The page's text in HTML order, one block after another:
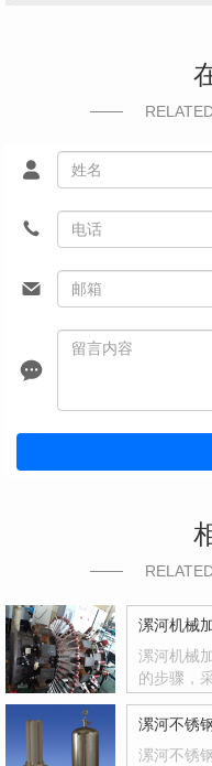
漯河机械
漯河机械
的步骤，
漯河不锈
漯河不锈